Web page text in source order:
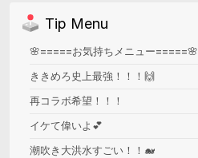
Tip Menu
🌸=====お気持ちメニュー=====🌸
ききめろ史上最強！！！🙌
再コラボ希望！！！
イケて偉いよ💕
潮吹き大洪水すごい！！🐋